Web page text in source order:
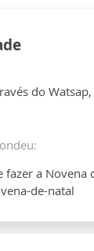
do
a Novena
de-natal